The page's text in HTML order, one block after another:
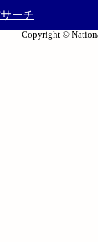
ーチ
Copyright ©